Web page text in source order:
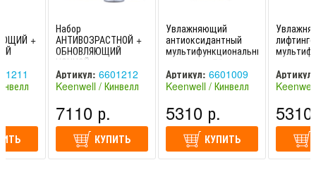
+
Набор
АНТИВОЗРАСТНОЙ +
ОБНОВЛЯЮЩИЙ
НОЧНОЙ комплексы,
50+50 мл
EVOLUTION
Ки
Артикул: 6601212
Keenwell / Кинвелл
7110 р.
КУПИТЬ
Увлажняющий
антиоксидантный
мультифункциональный
Evolution Sphere
Hydro-Anti
Артикул: 6601009
Keenwell / Кинвелл
5310 р.
КУПИТЬ
Hydro-
Артикул: